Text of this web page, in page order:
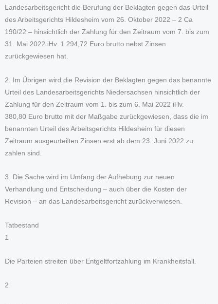
Landesarbeitsgericht die Berufung der Beklagten gegen das Urteil
des Arbeitsgerichts Hildesheim vom 26. Oktober 2022 – 2 Ca
190/22 – hinsichtlich der Zahlung für den Zeitraum vom 7. bis zum
31. Mai 2022 iHv. 1.294,72 Euro brutto nebst Zinsen
zurückgewiesen hat.
2. Im Übrigen wird die Revision der Beklagten gegen das benannte
Urteil des Landesarbeitsgerichts Niedersachsen hinsichtlich der
Zahlung für den Zeitraum vom 1. bis zum 6. Mai 2022 iHv.
380,80 Euro brutto mit der Maßgabe zurückgewiesen, dass die im
benannten Urteil des Arbeitsgerichts Hildesheim für diesen
Zeitraum ausgeurteilten Zinsen erst ab dem 23. Juni 2022 zu
zahlen sind.
3. Die Sache wird im Umfang der Aufhebung zur neuen
Verhandlung und Entscheidung – auch über die Kosten der
Revision – an das Landesarbeitsgericht zurückverwiesen.
Tatbestand
1
Die Parteien streiten über Entgeltfortzahlung im Krankheitsfall.
2